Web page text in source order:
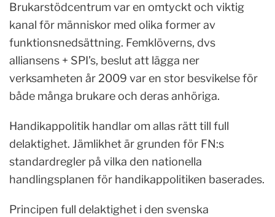
Brukarstödcentrum var en omtyckt och viktig
kanal för människor med olika former av
funktionsnedsättning. Femklöverns, dvs
alliansens + SPI’s, beslut att lägga ner
verksamheten år 2009 var en stor besvikelse för
både många brukare och deras anhöriga.
Handikappolitik handlar om allas rätt till full
delaktighet. Jämlikhet är grunden för FN:s
standardregler på vilka den nationella
handlingsplanen för handikappolitiken baserades.
Principen full delaktighet i den svenska